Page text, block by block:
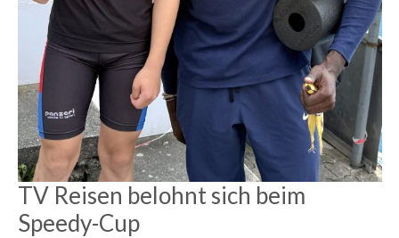
TV Reisen belohnt sich beim
Speedy-Cup